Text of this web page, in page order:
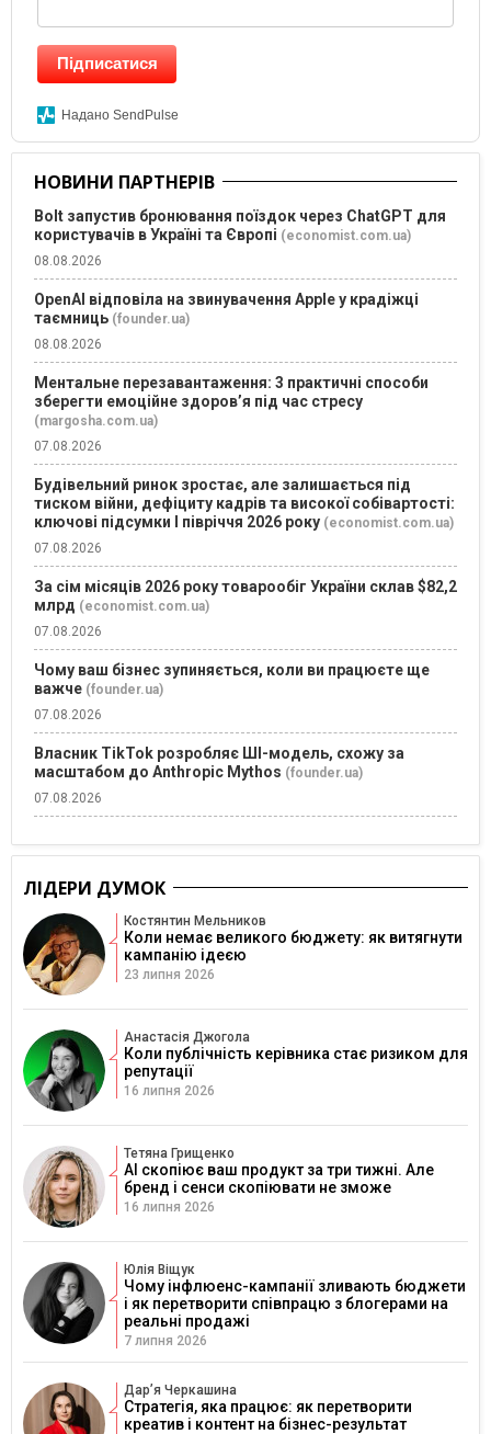
Підписатися
Надано SendPulse
НОВИНИ ПАРТНЕРІВ
Bolt запустив бронювання поїздок через ChatGPT для
користувачів в Україні та Європі (economist.com.ua)
08.08.2026
OpenAI відповіла на звинувачення Apple у крадіжці
таємниць (founder.ua)
08.08.2026
Ментальне перезавантаження: 3 практичні способи
зберегти емоційне здоров’я під час стресу
(margosha.com.ua)
07.08.2026
Будівельний ринок зростає, але залишається під
тиском війни, дефіциту кадрів та високої собівартості:
ключові підсумки І півріччя 2026 року (economist.com.ua)
07.08.2026
За сім місяців 2026 року товарообіг України склав $82,2
млрд (economist.com.ua)
07.08.2026
Чому ваш бізнес зупиняється, коли ви працюєте ще
важче (founder.ua)
07.08.2026
Власник TikTok розробляє ШІ-модель, схожу за
масштабом до Anthropic Mythos (founder.ua)
07.08.2026
ЛІДЕРИ ДУМОК
Костянтин Мельников
Коли немає великого бюджету: як витягнути
кампанію ідеєю
23 липня 2026
Анастасія Джогола
Коли публічність керівника стає ризиком для
репутації
16 липня 2026
Тетяна Грищенко
AI скопіює ваш продукт за три тижні. Але
бренд і сенси скопіювати не зможе
16 липня 2026
Юлія Віщук
Чому інфлюенс-кампанії зливають бюджети
і як перетворити співпрацю з блогерами на
реальні продажі
7 липня 2026
Дарʼя Черкашина
Стратегія, яка працює: як перетворити
креатив і контент на бізнес-результат